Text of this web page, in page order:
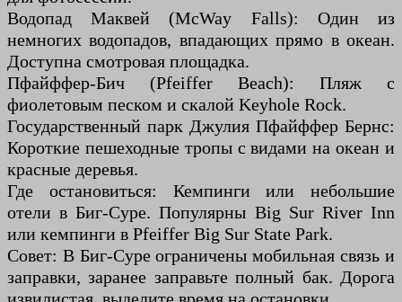
Водопад Маквей (McWay Falls): Один из
немногих водопадов, впадающих прямо в океан.
Доступна смотровая площадка.
Пфайффер-Бич (Pfeiffer Beach): Пляж с
фиолетовым песком и скалой Keyhole Rock.
Государственный парк Джулия Пфайффер Бернс:
Короткие пешеходные тропы с видами на океан и
красные деревья.
Где остановиться: Кемпинги или небольшие
отели в Биг-Суре. Популярны Big Sur River Inn
или кемпинги в Pfeiffer Big Sur State Park.
Совет: В Биг-Суре ограничены мобильная связь и
заправки, заранее заправьте полный бак. Дорога